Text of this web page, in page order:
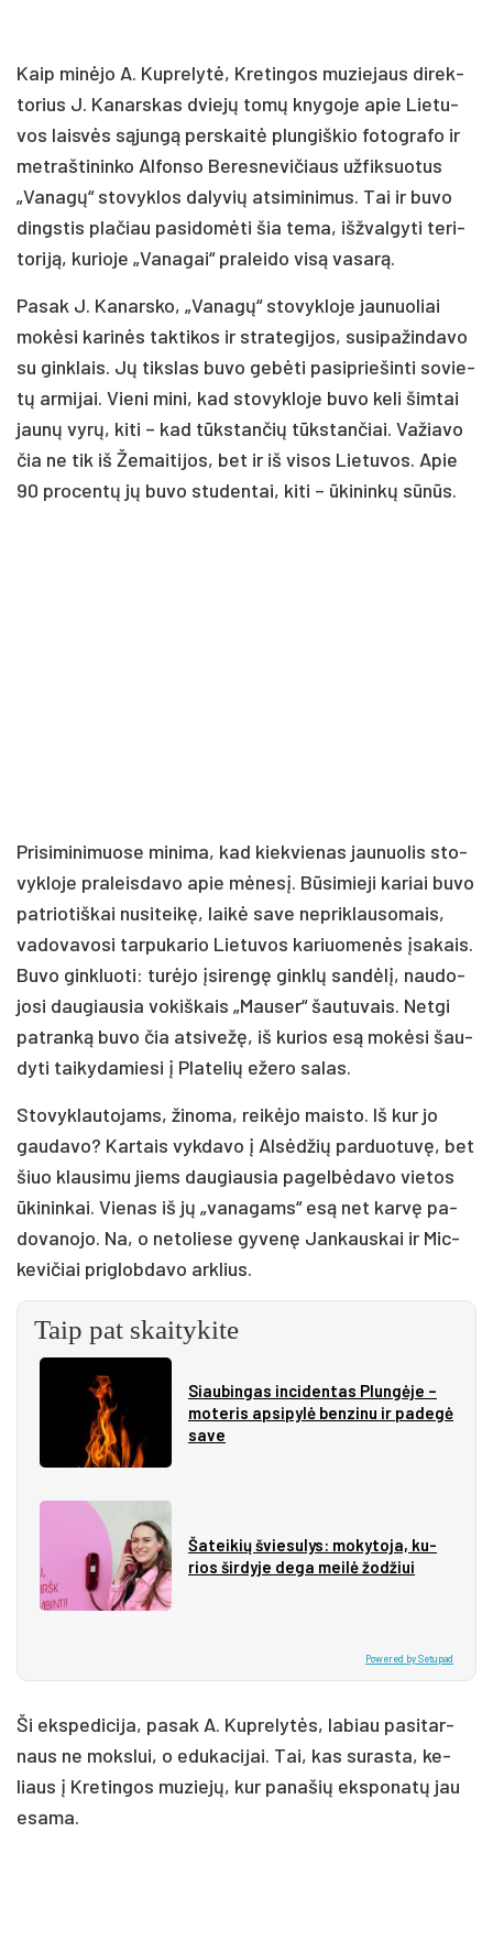
Kaip mi­nė­jo A. Kup­re­ly­tė, Kre­tin­gos mu­zie­jaus di­rek­
to­rius J. Ka­nars­kas dvie­jų to­mų kny­go­je apie Lie­tu­
vos lais­vės są­jun­gą per­skai­tė plun­giš­kio fo­tog­ra­fo ir
met­raš­ti­nin­ko Al­fon­so Be­res­ne­vi­čiaus už­fik­suo­tus
„Va­na­gų“ sto­vyk­los da­ly­vių at­si­mi­ni­mus. Tai ir bu­vo
dings­tis pla­čiau pa­si­do­mė­ti šia te­ma, iš­žval­gy­ti te­ri­
to­ri­ją, ku­rio­je „Va­na­gai“ pra­lei­do vi­są va­sa­rą.
Pa­sak J. Ka­nars­ko, „Va­na­gų“ sto­vyk­lo­je jau­nuo­liai
mo­kė­si ka­ri­nės tak­ti­kos ir stra­te­gi­jos, su­si­pa­žin­da­vo
su gink­lais. Jų tiks­las bu­vo ge­bė­ti pa­si­prie­šin­ti so­vie­
tų ar­mi­jai. Vie­ni mi­ni, kad sto­vyk­lo­je bu­vo ke­li šim­tai
jau­nų vy­rų, ki­ti – kad tūks­tan­čių tūks­tan­čiai. Va­žia­vo
čia ne tik iš Že­mai­ti­jos, bet ir iš vi­sos Lie­tu­vos. Apie
90 pro­cen­tų jų bu­vo stu­den­tai, ki­ti – ūki­nin­kų sū­nūs.
Pri­si­mi­ni­muo­se mi­ni­ma, kad kiek­vie­nas jau­nuo­lis sto­
vyk­lo­je pra­leis­da­vo apie mė­ne­sį. Bū­si­mie­ji ka­riai bu­vo
pa­trio­tiš­kai nu­si­tei­kę, lai­kė sa­ve ne­prik­lau­so­mais,
va­do­va­vo­si tar­pu­ka­rio Lie­tu­vos ka­riuo­me­nės įsa­kais.
Bu­vo gink­luo­ti: tu­rė­jo įsi­ren­gę gink­lų san­dė­lį, nau­do­
jo­si dau­giau­sia vo­kiš­kais „Mau­ser“ šau­tu­vais. Net­gi
pa­tran­ką bu­vo čia at­si­ve­žę, iš ku­rios esą mo­kė­si šau­
dy­ti tai­ky­da­mie­si į Pla­te­lių eže­ro sa­las.
Sto­vyk­lau­to­jams, ži­no­ma, rei­kė­jo mais­to. Iš kur jo
gau­da­vo? Kar­tais vyk­da­vo į Al­sė­džių par­duo­tu­vę, bet
šiuo klau­si­mu jiems dau­giau­sia pa­gel­bė­da­vo vie­tos
ūki­nin­kai. Vie­nas iš jų „va­na­gams“ esą net kar­vę pa­
do­va­no­jo. Na, o ne­to­lie­se gy­ve­nę Jan­kaus­kai ir Mic­
ke­vi­čiai pri­glob­da­vo ark­lius.
Taip pat skaitykite
Siau­bin­gas in­ci­den­tas Plun­gė­je –
mo­te­ris ap­si­py­lė ben­zi­nu ir pa­de­gė
sa­ve
Ša­tei­kių švie­su­lys: mo­ky­to­ja, ku­
rios šir­dy­je de­ga mei­lė žo­džiui
Powered by Setupad
Ši eks­pe­di­ci­ja, pa­sak A. Kup­re­ly­tės, la­biau pa­si­tar­
naus ne moks­lui, o edu­ka­ci­jai. Tai, kas su­ras­ta, ke­
liaus į Kre­tin­gos mu­zie­jų, kur pa­na­šių eks­po­na­tų jau
esa­ma.